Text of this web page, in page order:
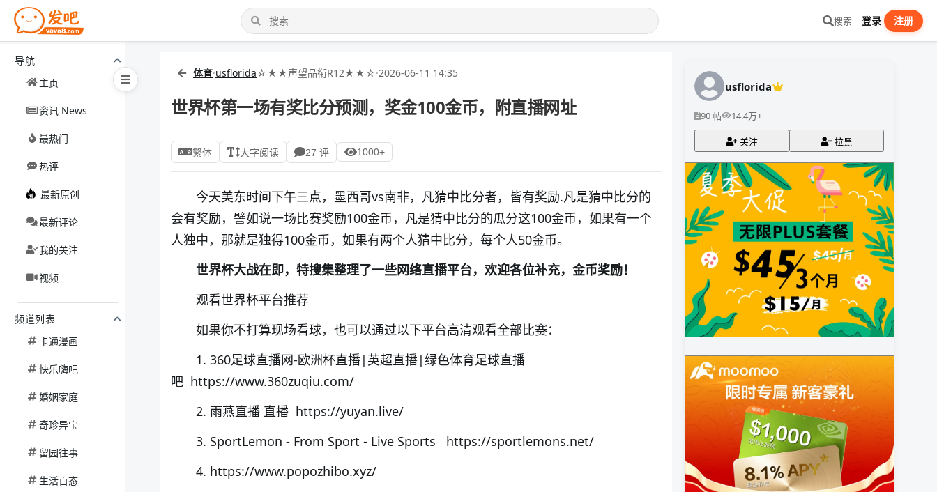
搜索 登录 注册
导航
主页
资讯 News
最热门
热评
最新原创
最新评论
我的关注
视频
频道列表
卡通漫画
快乐嗨吧
婚姻家庭
奇珍异宝
留园往事
生活百态
体育·usflorida☆★★声望品衔R12★★☆·2026-06-11 14:35
世界杯第一场有奖比分预测，奖金100金币，附直播网址
繁体 大字阅读 27 评 1000+
今天美东时间下午三点，墨西哥vs南非，凡猜中比分者，皆有奖励.凡是猜中比分的
会有奖励，譬如说一场比赛奖励100金币，凡是猜中比分的瓜分这100金币，如果有一个
人独中，那就是独得100金币，如果有两个人猜中比分，每个人50金币。
世界杯大战在即，特搜集整理了一些网络直播平台，欢迎各位补充，金币奖励！
观看世界杯平台推荐
如果你不打算现场看球，也可以通过以下平台高清观看全部比赛：
1. 360足球直播网-欧洲杯直播|英超直播|绿色体育足球直播
吧 https://www.360zuqiu.com/
2. 雨燕直播 直播 https://yuyan.live/
3. SportLemon - From Sport - Live Sports https://sportlemons.net/
4. https://www.popozhibo.xyz/
usflorida
90 帖 14.4万+
关注 拉黑